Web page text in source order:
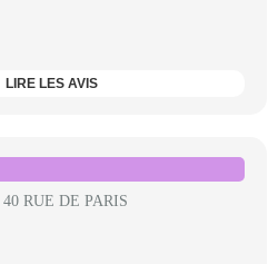
LIRE LES AVIS
40 RUE DE PARIS